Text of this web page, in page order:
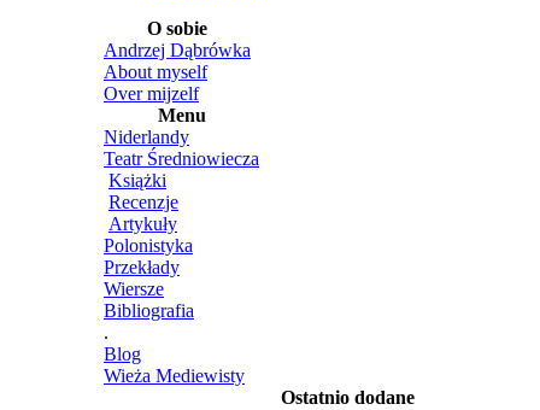
O sobie
Andrzej Dąbrówka
About myself
Over mijzelf
Menu
Niderlandy
Teatr Średniowiecza
Książki
Recenzje
Artykuły
Polonistyka
Przekłady
Wiersze
Bibliografia
.
Blog
Wieża Mediewisty
Ostatnio dodane